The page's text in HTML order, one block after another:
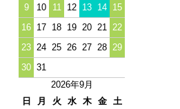
9
10 11 12 13 14 15
16 17 18 19 20 21
22
23 24 25 26 27 28 29
30 31
2026年9月
日
月 火 水 木 金
土